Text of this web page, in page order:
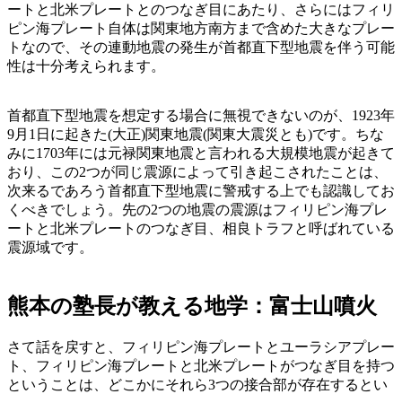
ートと北米プレートとのつなぎ目にあたり、さらにはフィリ
ピン海プレート自体は関東地方南方まで含めた大きなプレー
トなので、その連動地震の発生が首都直下型地震を伴う可能
性は十分考えられます。
首都直下型地震を想定する場合に無視できないのが、1923年
9月1日に起きた(大正)関東地震(関東大震災とも)です。ちな
みに1703年には元禄関東地震と言われる大規模地震が起きて
おり、この2つが同じ震源によって引き起こされたことは、
次来るであろう首都直下型地震に警戒する上でも認識してお
くべきでしょう。先の2つの地震の震源はフィリピン海プレ
ートと北米プレートのつなぎ目、相良トラフと呼ばれている
震源域です。
熊本の塾長が教える地学：富士山噴火
さて話を戻すと、フィリピン海プレートとユーラシアプレー
ト、フィリピン海プレートと北米プレートがつなぎ目を持つ
ということは、どこかにそれら3つの接合部が存在するとい